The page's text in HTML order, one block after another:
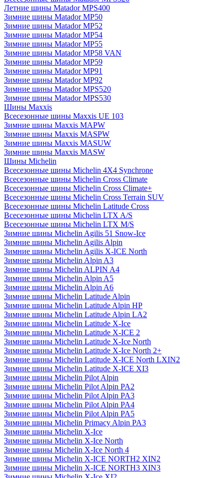
Летние шины Matador MPS400
Зимние шины Matador MP50
Зимние шины Matador MP52
Зимние шины Matador MP54
Зимние шины Matador MP55
Зимние шины Matador MP58 VAN
Зимние шины Matador MP59
Зимние шины Matador MP91
Зимние шины Matador MP92
Зимние шины Matador MPS520
Зимние шины Matador MPS530
Шины Maxxis
Всесезонные шины Maxxis UE 103
Зимние шины Maxxis MAPW
Зимние шины Maxxis MASPW
Зимние шины Maxxis MASUW
Зимние шины Maxxis MASW
Шины Michelin
Всесезонные шины Michelin 4X4 Synchrone
Всесезонные шины Michelin Cross Climate
Всесезонные шины Michelin Cross Climate+
Всесезонные шины Michelin Cross Terrain SUV
Всесезонные шины Michelin Latitude Cross
Всесезонные шины Michelin LTX A/S
Всесезонные шины Michelin LTX M/S
Зимние шины Michelin Agilis 51 Snow-Ice
Зимние шины Michelin Agilis Alpin
Зимние шины Michelin Agilis X-ICE North
Зимние шины Michelin Alpin A3
Зимние шины Michelin ALPIN A4
Зимние шины Michelin Alpin A5
Зимние шины Michelin Alpin A6
Зимние шины Michelin Latitude Alpin
Зимние шины Michelin Latitude Alpin HP
Зимние шины Michelin Latitude Alpin LA2
Зимние шины Michelin Latitude X-Ice
Зимние шины Michelin Latitude X-ICE 2
Зимние шины Michelin Latitude X-Ice North
Зимние шины Michelin Latitude X-Ice North 2+
Зимние шины Michelin Latitude X-ICE North LXIN2
Зимние шины Michelin Latitude X-ICE XI3
Зимние шины Michelin Pilot Alpin
Зимние шины Michelin Pilot Alpin PA2
Зимние шины Michelin Pilot Alpin PA3
Зимние шины Michelin Pilot Alpin PA4
Зимние шины Michelin Pilot Alpin PA5
Зимние шины Michelin Primacy Alpin PA3
Зимние шины Michelin X-Ice
Зимние шины Michelin X-Ice North
Зимние шины Michelin X-Ice North 4
Зимние шины Michelin X-ICE NORTH2 XIN2
Зимние шины Michelin X-ICE NORTH3 XIN3